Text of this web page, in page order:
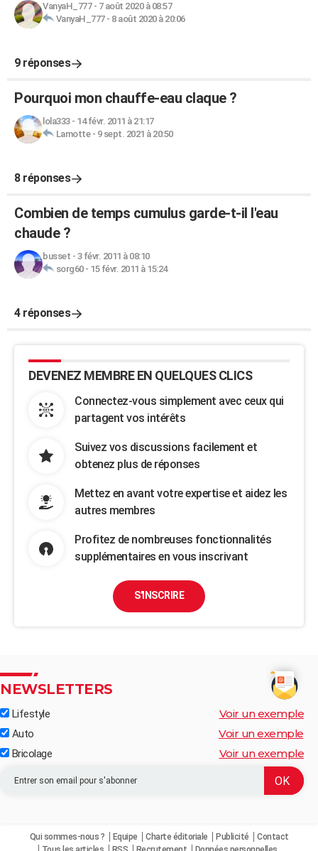
VanyaH_777- 7 août 2020 à 08:57
VanyaH_777- 8 août 2020 à 20:06
9 réponses
Pourquoi mon chauffe-eau claque ?
lola333- 14 févr. 2011 à 21:17
Lamotte- 9 sept. 2021 à 20:50
8 réponses
Combien de temps cumulus garde-t-il l'eau
chaude ?
busset - 3 févr. 2011 à 08:10
sorg60- 15 févr. 2011 à 15:24
4 réponses
DEVENEZ MEMBRE EN QUELQUES CLICS
Connectez-vous simplement avec ceux qui
partagent vos intérêts
Suivez vos discussions facilement et
obtenez plus de réponses
Mettez en avant votre expertise et aidez les
autres membres
Profitez de nombreuses fonctionnalités
supplémentaires en vous inscrivant
S'INSCRIRE
NEWSLETTERS
Lifestyle Voir un exemple
Auto Voir un exemple
Bricolage Voir un exemple
Qui sommes-nous ? Equipe Charte éditoriale Publicité
Contact